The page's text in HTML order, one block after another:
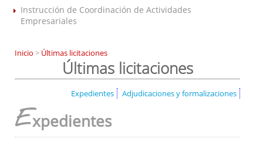
Instrucción de Coordinación de Actividades
Empresariales
Inicio > Últimas licitaciones
Últimas licitaciones
Expedientes Adjudicaciones y formalizaciones
Expedientes